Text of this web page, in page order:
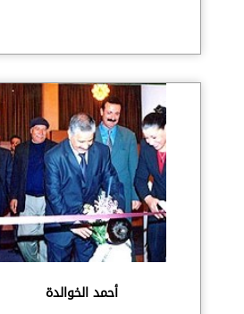
أحمد الخوالدة